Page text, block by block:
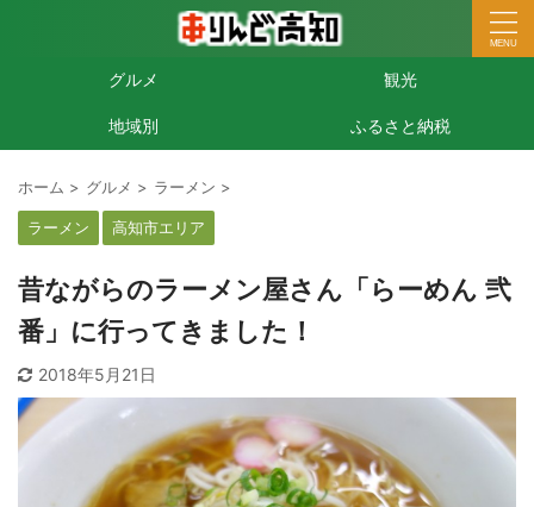
グルメ 観光
地域別 ふるさと納税
ホーム > グルメ > ラーメン >
ラーメン 高知市エリア
昔ながらのラーメン屋さん「らーめん 弐
番」に行ってきました！
2018年5月21日